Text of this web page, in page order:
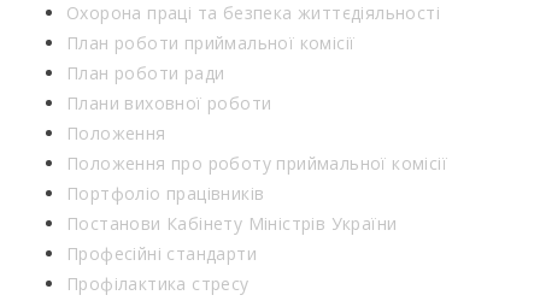
Охорона праці та безпека життєдіяльності
План роботи приймальної комісії
План роботи ради
Плани виховної роботи
Положення
Положення про роботу приймальної комісії
Портфоліо працівників
Постанови Кабінету Міністрів України
Професійні стандарти
Профілактика стресу